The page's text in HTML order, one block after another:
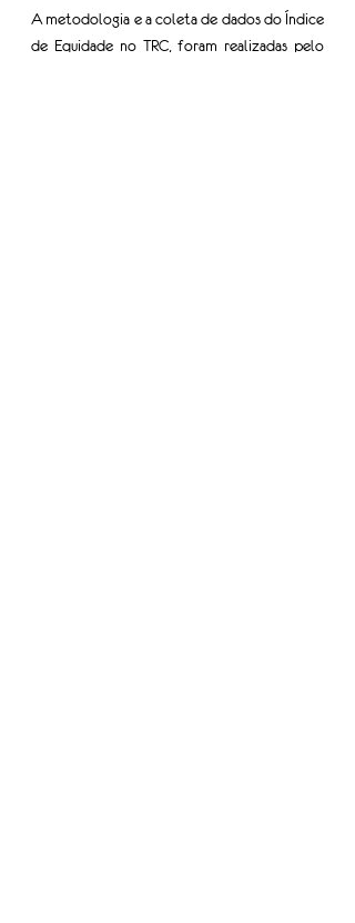
A metodologia e a coleta de dados do Índice
de Equidade no TRC, foram realizadas pelo